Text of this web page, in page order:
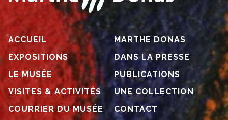
ACCUEIL
EXPOSITIONS
LE MUSÉE
VISITES & ACTIVITÉS
COURRIER DU MUSÉE
MARTHE DONAS
DANS LA PRESSE
PUBLICATIONS
UNE COLLECTION
CONTACT